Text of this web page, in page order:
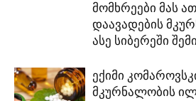
მომხრეები მას
დაავადების
ასე სიბერეში
ექიმი
მკურნალობის